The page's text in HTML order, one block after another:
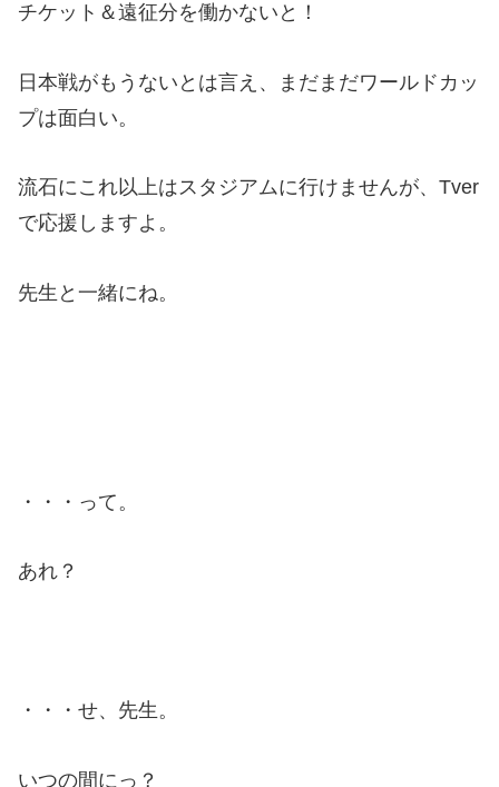
チケット＆遠征分を働かないと！
日本戦がもうないとは言え、まだまだワールドカッ
プは面白い。
流石にこれ以上はスタジアムに行けませんが、Tver
で応援しますよ。
先生と一緒にね。
・・・って。
あれ？
・・・せ、先生。
いつの間にっ？